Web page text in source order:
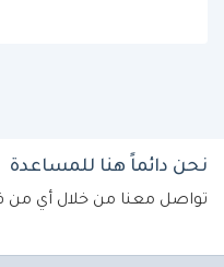
نحن دائماً هنا للمساعدة
تواصل معنا من خلال أي من